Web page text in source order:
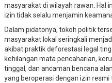
masyarakat di wilayah rawan. Hal
izin tidak selalu menjamin
Dalam pidatonya, tokoh politik
masyarakat lokal seringkali
akibat praktik deforestasi legal
kehilangan mata pencaharian,
tinggal, dan ancaman bencana
yang beroperasi dengan izin